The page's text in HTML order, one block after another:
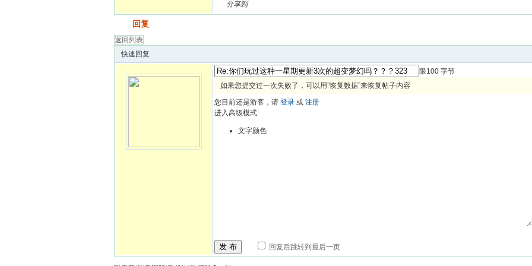
分享到
回复
返回列表
快速回复
限100 字节
如果您提交过一次失败了，可以用”恢复数据”来恢复帖子内容
您目前还是游客，请 登录 或 注册
进入高级模式
文字颜色
发 布 回复后跳转到最后一页